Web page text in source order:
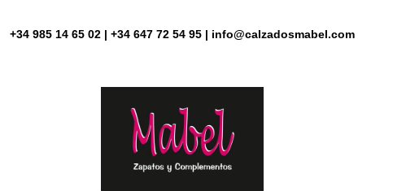
+34 985 14 65 02 | +34 647 72 54 95 | info@calzadosmabel.com